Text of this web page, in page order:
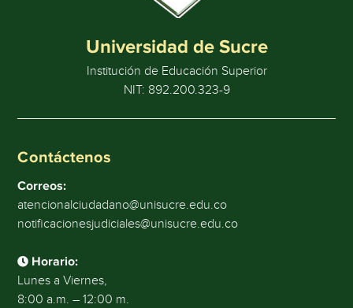
Universidad de Sucre
Institución de Educación Superior
NIT: 892.200.323-9
Contáctenos
Correos:
atencionalciudadano@unisucre.edu.co
notificacionesjudiciales@unisucre.edu.co
Horario:
Lunes a Viernes,
8:00 a.m. – 12:00 m.